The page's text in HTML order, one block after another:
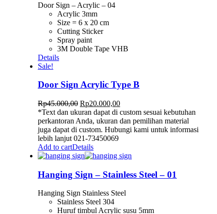
Door Sign – Acrylic – 04
Acrylic 3mm
Size = 6 x 20 cm
Cutting Sticker
Spray paint
3M Double Tape VHB
Details
Sale!
Door Sign Acrylic Type B
Rp45.000,00 Rp20.000,00
*Text dan ukuran dapat di custom sesuai kebutuhan
perkantoran Anda, ukuran dan pemilihan material
juga dapat di custom. Hubungi kami untuk informasi
lebih lanjut 021-73450069
Add to cartDetails
Hanging Sign – Stainless Steel – 01
Hanging Sign Stainless Steel
Stainless Steel 304
Huruf timbul Acrylic susu 5mm